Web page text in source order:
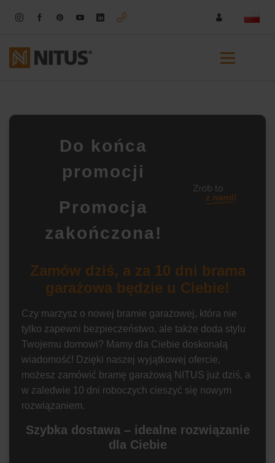
Do końca
promocji
Promocja
zakończona!
Zamów dziś, a za 10 dni brama
garażowa będzie u Ciebie!
Czy marzysz o nowej bramie garażowej, która nie
tylko zapewni bezpieczeństwo, ale także doda stylu
Twojemu domowi? Mamy dla Ciebie doskonałą
wiadomość! Dzięki naszej wyjątkowej ofercie,
możesz zamówić bramę garażową NITUS już dziś, a
w zaledwie 10 dni roboczych cieszyć się nowym
rozwiązaniem.
Szybka dostawa – idealne rozwiązanie
dla Ciebie